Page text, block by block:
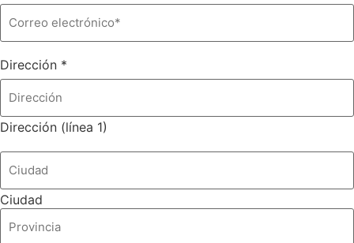
Dirección *
Dirección (línea 1)
Ciudad